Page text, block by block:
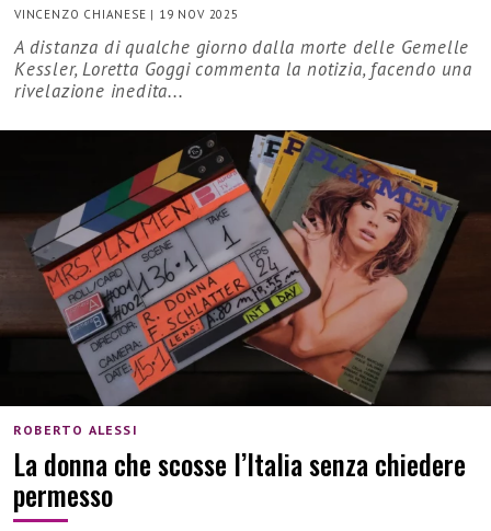
VINCENZO CHIANESE | 19 NOV 2025
A distanza di qualche giorno dalla morte delle Gemelle
Kessler, Loretta Goggi commenta la notizia, facendo una
rivelazione inedita...
ROBERTO ALESSI
La donna che scosse l’Italia senza chiedere
permesso